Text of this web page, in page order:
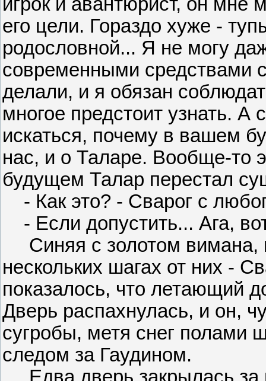
игрок и авантюрист, он мне
его цели. Гораздо хуже -
родословной... Я не могу
современными средствами
делали, и я обязан
многое предстоит узнать.
искаться, почему в вашем
нас, и о Таларе. Вообще-то
будущем Талар перестал
- Как это? - Сварог с
- Если допустить... Ага,
Синяя с золотом вимана,
нескольких шагах от них -
показалось, что летающий
Дверь распахнулась, и он,
сугробы, метя снег полами
следом за Гаудином.